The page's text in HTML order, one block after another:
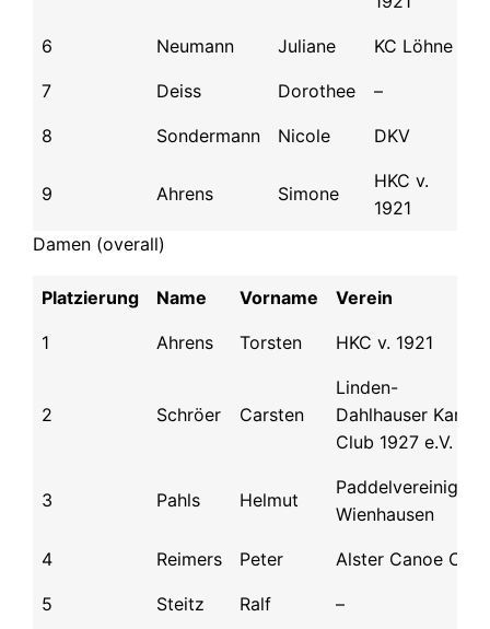
6 Neumann Juliane KC Löhne
7 Deiss Dorothee –
8 Sondermann Nicole DKV
9 Ahrens Simone
HKC v.
1921
Damen (overall)
Platzierung Name Vorname Verein
1 Ahrens Torsten HKC v. 1921
2 Schröer Carsten
Linden-
Dahlhauser Kanu
Club 1927 e.V.
3 Pahls Helmut
Paddelvereinigung
Wienhausen
4 Reimers Peter Alster Canoe Club
5 Steitz Ralf –